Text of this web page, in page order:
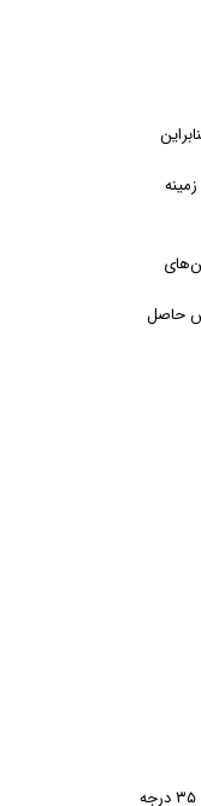
حاصل
است که حدود ۱۵٫۵ کیلومتر از مرکز این شهر فاصله دارد. موقعیت جغرافیایی سوهانک، ۳۵ درجه